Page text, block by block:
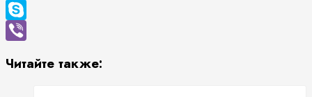
WhatsApp
Skype
Читайте также: